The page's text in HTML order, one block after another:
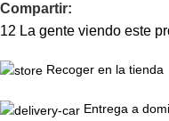
Compartir:
12 La gente viendo este
Recoger en la tienda
Entrega a